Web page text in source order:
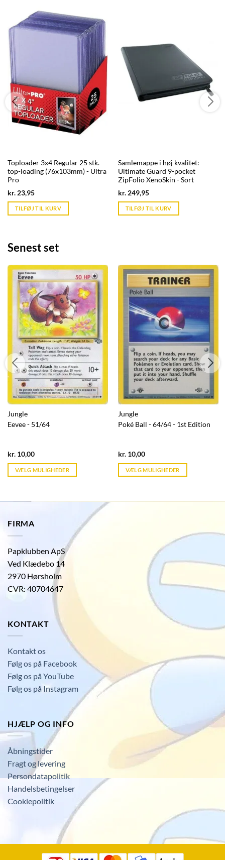
Toploader 3x4 Regular 25 stk.
top-loading (76x103mm) - Ultra
Pro
kr. 23,95Current
is:
kr. 39,95.
TILFØJ TIL KURV
Samlemappe i høj kvalitet:
Ultimate Guard 9-pocket
ZipFolio XenoSkin - Sort
kr.249,95Current
is:
kr. 39,95.
TILFØJ TIL KURV
Senest set
Jungle
Eevee - 51/64
kr. 10,00Current
is:
kr. 39,95.
VÆLG MULIGHEDER
Jungle
Poké Ball - 64/64 - 1st Edition
kr.10,00Current
is:
kr. 39,95.
VÆLG MULIGHEDER
FIRMA
Papklubben ApS
Ved Klædebo 14
2970 Hørsholm
CVR: 40704647
KONTAKT
Kontakt os
Følg os på Facebook
Følg os på YouTube
Følg os på Instagram
HJÆLP OG INFO
Åbningstider
Fragt og levering
Persondatapolitik
Handelsbetingelser
Cookiepolitik